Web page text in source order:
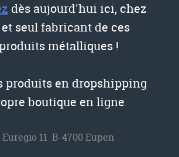
dès aujourd'hui ici, chez
seul fabricant de ces
métalliques !
produits en dropshipping
boutique en ligne.
Euregio 11 B-4700 Eupen